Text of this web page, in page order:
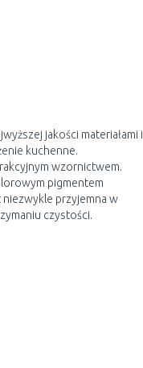
jakości materiałami i
kuchenne.
wzornictwem.
pigmentem
przyjemna w
czystości.